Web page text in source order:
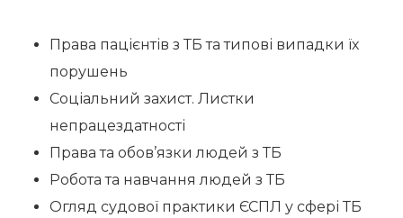
Права пацієнтів з ТБ та типові випадки їх
порушень
Соціальний захист. Листки
непрацездатності
Права та обов’язки людей з ТБ
Робота та навчання людей з ТБ
Огляд судової практики ЄСПЛ у сфері ТБ